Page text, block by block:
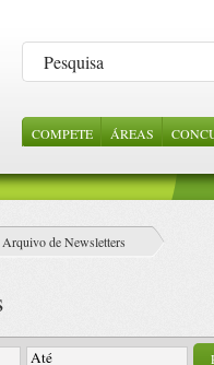
COMPETE
ÁREAS
EMPRESAS
CIÊNCIA E
REFERENCIAIS
PROJECTOS
Arquivo de Newsletters